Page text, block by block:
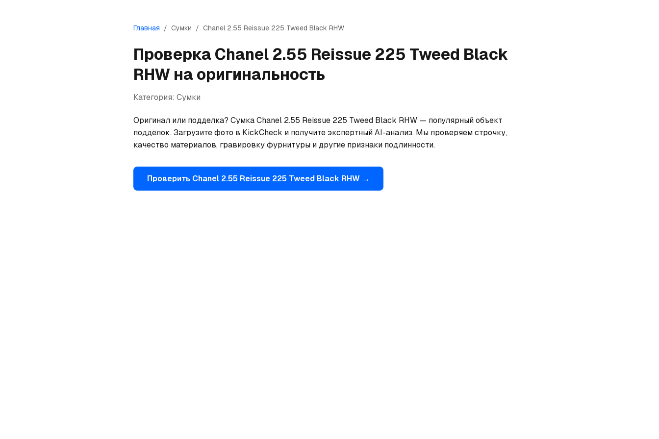
Главная / Сумки / Chanel 2.55 Reissue 225 Tweed Black RHW
Проверка Chanel 2.55 Reissue 225 Tweed Black
RHW на оригинальность
Категория: Сумки
Оригинал или подделка? Сумка Chanel 2.55 Reissue 225 Tweed Black RHW — популярный объект
подделок. Загрузите фото в KickCheck и получите экспертный AI-анализ. Мы проверяем строчку,
качество материалов, гравировку фурнитуры и другие признаки подлинности.
Проверить Chanel 2.55 Reissue 225 Tweed Black RHW →